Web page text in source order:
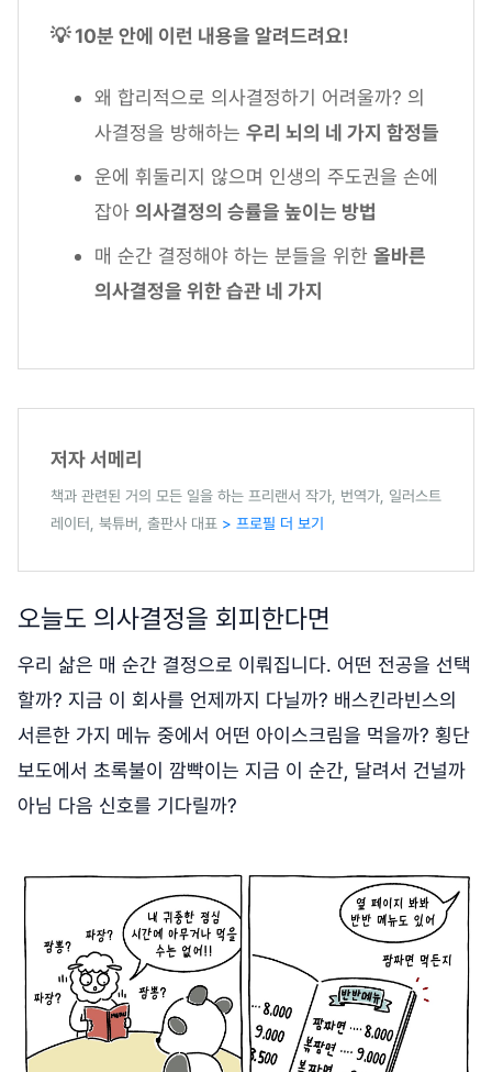
💡 10분 안에 이런 내용을 알려드려요!
왜 합리적으로 의사결정하기 어려울까? 의
사결정을 방해하는 우리 뇌의 네 가지 함정들
운에 휘둘리지 않으며 인생의 주도권을 손에
잡아 의사결정의 승률을 높이는 방법
매 순간 결정해야 하는 분들을 위한 올바른
의사결정을 위한 습관 네 가지
저자 서메리
책과 관련된 거의 모든 일을 하는 프리랜서 작가, 번역가, 일러스트
레이터, 북튜버, 출판사 대표 > 프로필 더 보기
오늘도 의사결정을 회피한다면
우리 삶은 매 순간 결정으로 이뤄집니다. 어떤 전공을 선택
할까? 지금 이 회사를 언제까지 다닐까? 배스킨라빈스의
서른한 가지 메뉴 중에서 어떤 아이스크림을 먹을까? 횡단
보도에서 초록불이 깜빡이는 지금 이 순간, 달려서 건널까
아님 다음 신호를 기다릴까?